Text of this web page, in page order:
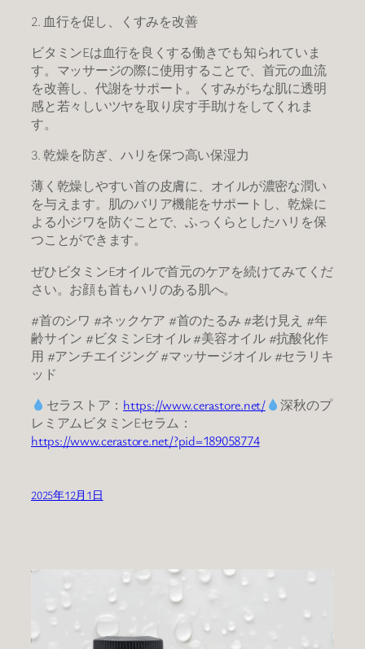
​2. 血行を促し、くすみを改善
​ビタミンEは血行を良くする働きでも知られていま
す。マッサージの際に使用することで、首元の血流
を改善し、代謝をサポート。くすみがちな肌に透明
感と若々しいツヤを取り戻す手助けをしてくれま
す。
​3. 乾燥を防ぎ、ハリを保つ高い保湿力
​薄く乾燥しやすい首の皮膚に、オイルが濃密な潤い
を与えます。肌のバリア機能をサポートし、乾燥に
よる小ジワを防ぐことで、ふっくらとしたハリを保
つことができます。
ぜひビタミンEオイルで首元のケアを続けてみてくだ
さい。お顔も首もハリのある肌へ。
#首のシワ #ネックケア #首のたるみ #老け見え #年
齢サイン ​#ビタミンEオイル #美容オイル ​#抗酸化作
用 #アンチエイジング #マッサージオイル #セラリキ
ッド
セラストア： https://www.cerastore.net/
深秋のプ
レミアムビタミンEセラム：
https://www.cerastore.net/?pid=189058774
2025年12月1日